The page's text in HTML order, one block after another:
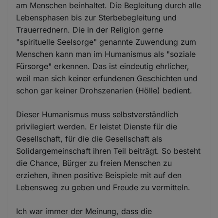
am Menschen beinhaltet. Die Begleitung durch alle
Lebensphasen bis zur Sterbebegleitung und
Trauerrednern. Die in der Religion gerne
"spirituelle Seelsorge" genannte Zuwendung zum
Menschen kann man im Humanismus als "soziale
Fürsorge" erkennen. Das ist eindeutig ehrlicher,
weil man sich keiner erfundenen Geschichten und
schon gar keiner Drohszenarien (Hölle) bedient.
Dieser Humanismus muss selbstverständlich
privilegiert werden. Er leistet Dienste für die
Gesellschaft, für die die Gesellschaft als
Solidargemeinschaft ihren Teil beiträgt. So besteht
die Chance, Bürger zu freien Menschen zu
erziehen, ihnen positive Beispiele mit auf den
Lebensweg zu geben und Freude zu vermitteln.
Ich war immer der Meinung, dass die